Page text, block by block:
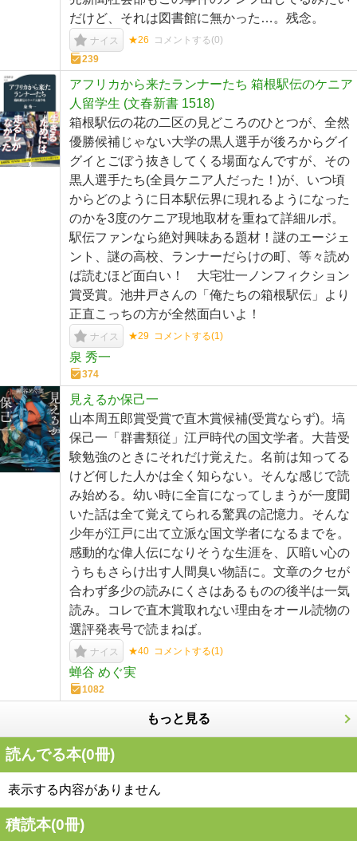
だけど、それは図書館に無かった…。残念。
ナイス ★26 コメントする(0)
239
アフリカから来たランナーたち 箱根駅伝のケニア
人留学生 (文春新書 1518)
箱根駅伝の花の二区の見どころのひとつが、全然
優勝候補じゃない大学の黒人選手が後ろからグイ
グイとごぼう抜きしてくる場面なんですが、その
黒人選手たち(全員ケニア人だった！)が、いつ頃
からどのように日本駅伝界に現れるようになった
のかを3度のケニア現地取材を重ねて詳細ルポ。
駅伝ファンなら絶対興味ある題材！謎のエージェ
ント、謎の高校、ランナーだらけの町、等々読め
ば読むほど面白い！ 大宅壮一ノンフィクション
賞受賞。池井戸さんの「俺たちの箱根駅伝」より
正直こっちの方が全然面白いよ！
ナイス ★29 コメントする(1)
泉 秀一
374
見えるか保己一
山本周五郎賞受賞で直木賞候補(受賞ならず)。塙
保己一「群書類従」江戸時代の国文学者。大昔受
験勉強のときにそれだけ覚えた。名前は知ってる
けど何した人かは全く知らない。そんな感じで読
み始める。幼い時に全盲になってしまうが一度聞
いた話は全て覚えてられる驚異の記憶力。そんな
少年が江戸に出て立派な国文学者になるまでを。
感動的な偉人伝になりそうな生涯を、仄暗い心の
うちもさらけ出す人間臭い物語に。文章のクセが
合わず多少の読みにくさはあるものの後半は一気
読み。コレで直木賞取れない理由をオール読物の
選評発表号で読まねば。
ナイス ★40 コメントする(1)
蝉谷 めぐ実
1082
もっと見る
読んでる本(0冊)
表示する内容がありません
積読本(0冊)